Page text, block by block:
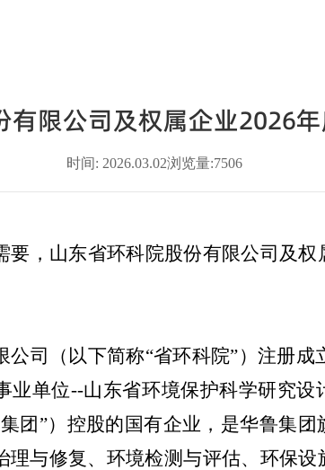
有限公司及权属企业2026
时间: 2026.03.02浏览量:7506
要， 山东省环科院股份有限公司及权
公司（以下简称“省环科院”）注册成
业单位--山东省环境保护科学研究设
团”） 控股的国有企业，是华鲁集团
与修复、环境检测与评估、 环保设